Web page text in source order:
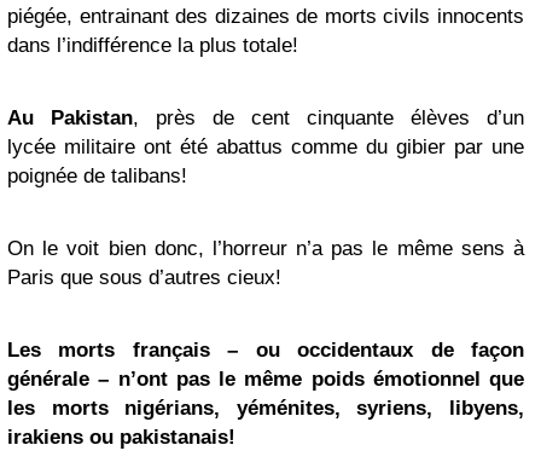
piégée, entrainant des dizaines de morts civils innocents
dans l’indifférence la plus totale!
Au Pakistan, près de cent cinquante élèves d’un
lycée militaire ont été abattus comme du gibier par une
poignée de talibans!
On le voit bien donc, l’horreur n’a pas le même sens à
Paris que sous d’autres cieux!
Les morts français – ou occidentaux de façon
générale – n’ont pas le même poids émotionnel que
les morts nigérians, yéménites, syriens, libyens,
irakiens ou pakistanais!